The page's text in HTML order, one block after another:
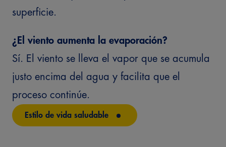
superficie.
¿El viento aumenta la evaporación?
Sí. El viento se lleva el vapor que se acumula
justo encima del agua y facilita que el
proceso continúe.
Estilo de vida saludable